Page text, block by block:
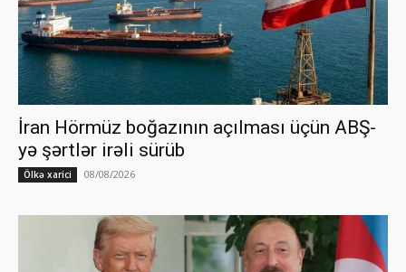
İran Hörmüz boğazının açılması üçün ABŞ-
yə şərtlər irəli sürüb
Ölkə xarici 08/08/2026